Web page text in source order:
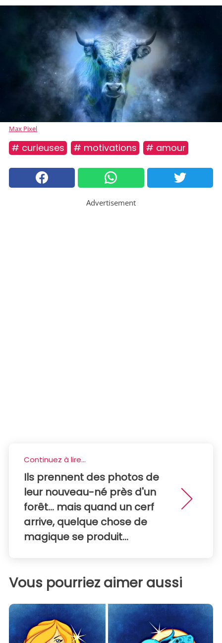
Max Pixel
# curieuses # motivations # amour
Advertisement
Continuez à lire...
Ils prennent des photos de
leur nouveau-né près d'un
forêt... mais quand un cerf
arrive, quelque chose de
magique se produit...
Vous pourriez aimer aussi